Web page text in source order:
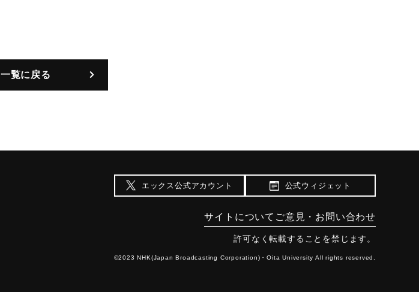
覧に戻る
エックス公式アカウント 公式ウィジェット
サイトについて ご意見・お問い合わせ
許可なく転載することを禁じます。
©2023 NHK(Japan Broadcasting Corporation)・Oita University All rights reserved.